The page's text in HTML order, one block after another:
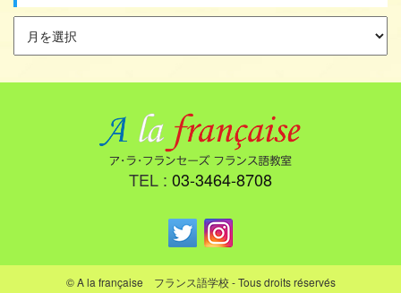
TEL : 03-3464-8708
© A la française フランス語学校 - Tous droits réservés